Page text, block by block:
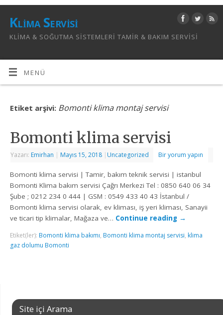
Klima Servisi
KLIMA & SOĞUTMA SISTEMLERI TAMIR & BAKIM SERVISI
MENÜ
Etiket arşivi: Bomonti klima montaj servisi
Bomonti klima servisi
Yazarı: Emirhan | Mayıs 15, 2018 | Uncategorized Bir yorum yapın
Bomonti klima servisi | Tamir, bakım teknik servisi | istanbul
Bomonti Klima bakım servisi Çağrı Merkezi Tel : 0850 640 06 34
Şube ; 0212 234 0 444 | GSM : 0549 433 40 43 İstanbul /
Bomonti klima servisi olarak, ev kliması, iş yeri kliması, Sanayii
ve ticari tip klimalar, Mağaza ve… Continue reading →
Etiket(ler): Bomonti klima bakımı, Bomonti klima montaj servisi, klima
gaz dolumu Bomonti
Site içi Arama